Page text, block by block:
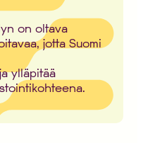
on oltava
jotta Suomi
ylläpitää